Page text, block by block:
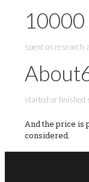
10000
spent on research
About
started or finished
And the price is
considered.